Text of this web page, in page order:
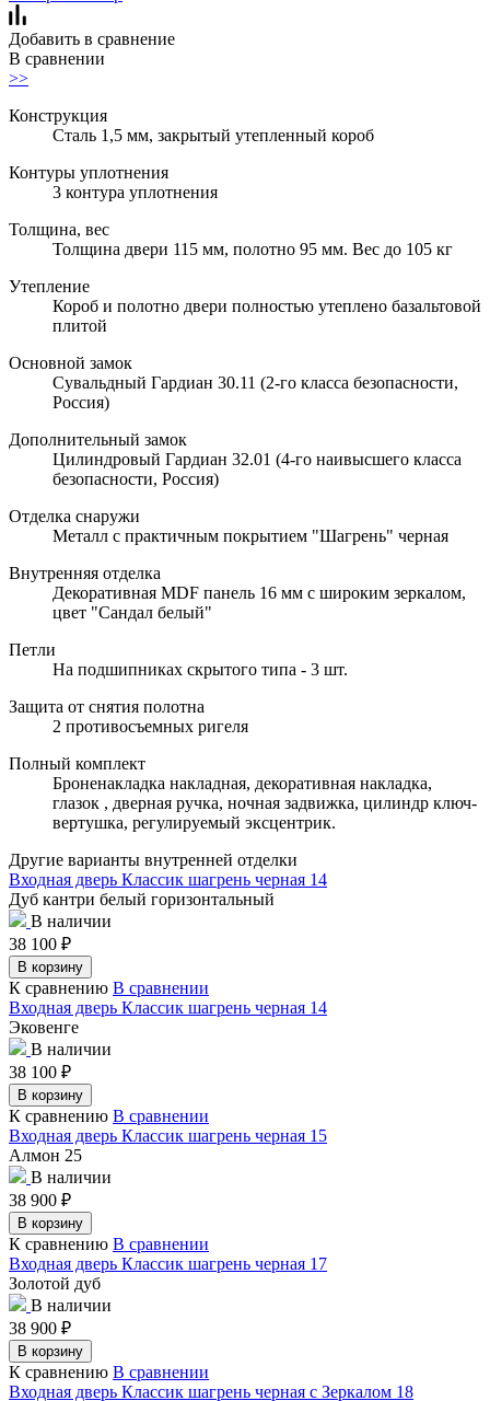
Добавить в сравнение
В сравнении
>>
Конструкция
Сталь 1,5 мм, закрытый утепленный короб
Контуры уплотнения
3 контура уплотнения
Толщина, вес
Толщина двери 115 мм, полотно 95 мм. Вес до 105 кг
Утепление
Короб и полотно двери полностью утеплено базальтовой
плитой
Основной замок
Сувальдный Гардиан 30.11 (2-го класса безопасности,
Россия)
Дополнительный замок
Цилиндровый Гардиан 32.01 (4-го наивысшего класса
безопасности, Россия)
Отделка снаружи
Металл с практичным покрытием "Шагрень" черная
Внутренняя отделка
Декоративная MDF панель 16 мм с широким зеркалом,
цвет "Сандал белый"
Петли
На подшипниках скрытого типа - 3 шт.
Защита от снятия полотна
2 противосъемных ригеля
Полный комплект
Броненакладка накладная, декоративная накладка,
глазок , дверная ручка, ночная задвижка, цилиндр ключ-
вертушка, регулируемый эксцентрик.
Другие варианты внутренней отделки
Входная дверь Классик шагрень черная 14
Дуб кантри белый горизонтальный
В наличии
38 100 ₽
В корзину
К сравнению В сравнении
Входная дверь Классик шагрень черная 14
Эковенге
В наличии
38 100 ₽
В корзину
К сравнению В сравнении
Входная дверь Классик шагрень черная 15
Алмон 25
В наличии
38 900 ₽
В корзину
К сравнению В сравнении
Входная дверь Классик шагрень черная 17
Золотой дуб
В наличии
38 900 ₽
В корзину
К сравнению В сравнении
Входная дверь Классик шагрень черная с Зеркалом 18